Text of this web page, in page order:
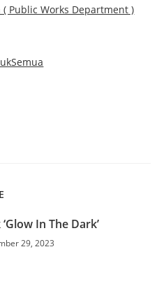
( Public Works Department )
In The Dark’
29, 2023